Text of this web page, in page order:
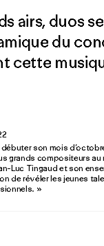
airs, duos
du
cette
son mois
grands compositeurs au
Luc Tingaud et son
de révéler les jeunes
»